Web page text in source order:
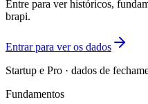
Entre para ver históricos,
brapi.
Entrar para ver os dados
Startup e Pro · dados de
Fundamentos